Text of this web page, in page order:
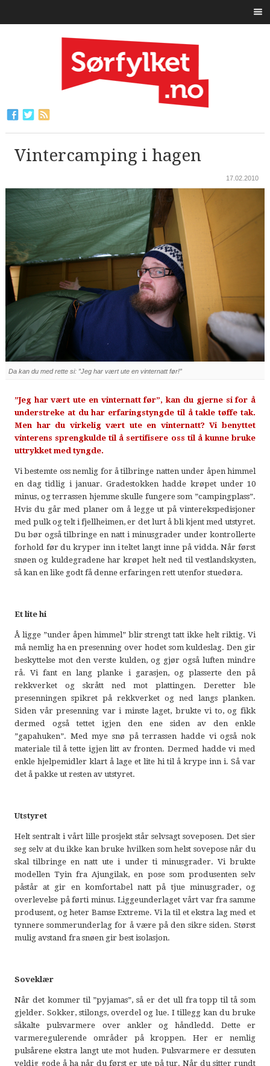
Vintercamping i hagen
17.02.2010
Da kan du med rette si: ”Jeg har vært ute en vinternatt før!”
”Jeg har vært ute en vinternatt før”, kan du gjerne si for å
understreke at du har erfaringstyngde til å takle tøffe tak.
Men har du virkelig vært ute en vinternatt? Vi benyttet
vinterens sprengkulde til å sertifisere oss til å kunne bruke
uttrykket med tyngde.
Vi bestemte oss nemlig for å tilbringe natten under åpen himmel
en dag tidlig i januar. Gradestokken hadde krøpet under 10
minus, og terrassen hjemme skulle fungere som ”campingplass”.
Hvis du går med planer om å legge ut på vinterekspedisjoner
med pulk og telt i fjellheimen, er det lurt å bli kjent med utstyret.
Du bør også tilbringe en natt i minusgrader under kontrollerte
forhold før du kryper inn i teltet langt inne på vidda. Når først
snøen og kuldegradene har krøpet helt ned til vestlandskysten,
så kan en like godt få denne erfaringen rett utenfor stuedøra.
Et lite hi
Å ligge ”under åpen himmel” blir strengt tatt ikke helt riktig. Vi
må nemlig ha en presenning over hodet som kuldeslag. Den gir
beskyttelse mot den verste kulden, og gjør også luften mindre
rå. Vi fant en lang planke i garasjen, og plasserte den på
rekkverket og skrått ned mot plattingen. Deretter ble
presenningen spikret på rekkverket og ned langs planken.
Siden vår presenning var i minste laget, brukte vi to, og fikk
dermed også tettet igjen den ene siden av den enkle
”gapahuken”. Med mye snø på terrassen hadde vi også nok
materiale til å tette igjen litt av fronten. Dermed hadde vi med
enkle hjelpemidler klart å lage et lite hi til å krype inn i. Så var
det å pakke ut resten av utstyret.
Utstyret
Helt sentralt i vårt lille prosjekt står selvsagt soveposen. Det sier
seg selv at du ikke kan bruke hvilken som helst sovepose når du
skal tilbringe en natt ute i under ti minusgrader. Vi brukte
modellen Tyin fra Ajungilak, en pose som produsenten selv
påstår at gir en komfortabel natt på tjue minusgrader, og
overlevelse på førti minus. Liggeunderlaget vårt var fra samme
produsent, og heter Bamse Extreme. Vi la til et ekstra lag med et
tynnere sommerunderlag for å være på den sikre siden. Størst
mulig avstand fra snøen gir best isolasjon.
Soveklær
Når det kommer til ”pyjamas”, så er det ull fra topp til tå som
gjelder. Sokker, stilongs, overdel og lue. I tillegg kan du bruke
såkalte pulsvarmere over ankler og håndledd. Dette er
varmeregulerende områder på kroppen. Her er nemlig
pulsårene ekstra langt ute mot huden. Pulsvarmere er dessuten
veldig gode å ha når du først er ute på tur. Når du sitter rundt